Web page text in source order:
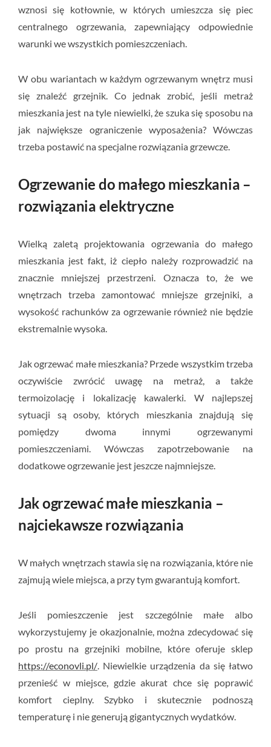
wznosi się kotłownie, w których umieszcza się piec
centralnego ogrzewania, zapewniający odpowiednie
warunki we wszystkich pomieszczeniach.
W obu wariantach w każdym ogrzewanym wnętrz musi
się znaleźć grzejnik. Co jednak zrobić, jeśli metraż
mieszkania jest na tyle niewielki, że szuka się sposobu na
jak największe ograniczenie wyposażenia? Wówczas
trzeba postawić na specjalne rozwiązania grzewcze.
Ogrzewanie do małego mieszkania –
rozwiązania elektryczne
Wielką zaletą projektowania ogrzewania do małego
mieszkania jest fakt, iż ciepło należy rozprowadzić na
znacznie mniejszej przestrzeni. Oznacza to, że we
wnętrzach trzeba zamontować mniejsze grzejniki, a
wysokość rachunków za ogrzewanie również nie będzie
ekstremalnie wysoka.
Jak ogrzewać małe mieszkania? Przede wszystkim trzeba
oczywiście zwrócić uwagę na metraż, a także
termoizolację i lokalizację kawalerki. W najlepszej
sytuacji są osoby, których mieszkania znajdują się
pomiędzy dwoma innymi ogrzewanymi
pomieszczeniami. Wówczas zapotrzebowanie na
dodatkowe ogrzewanie jest jeszcze najmniejsze.
Jak ogrzewać małe mieszkania –
najciekawsze rozwiązania
W małych wnętrzach stawia się na rozwiązania, które nie
zajmują wiele miejsca, a przy tym gwarantują komfort.
Jeśli pomieszczenie jest szczególnie małe albo
wykorzystujemy je okazjonalnie, można zdecydować się
po prostu na grzejniki mobilne, które oferuje sklep
https://econovli.pl/. Niewielkie urządzenia da się łatwo
przenieść w miejsce, gdzie akurat chce się poprawić
komfort cieplny. Szybko i skutecznie podnoszą
temperaturę i nie generują gigantycznych wydatków.